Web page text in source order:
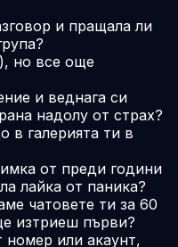
и пращала ли
но все още
и веднага си
надолу от страх?
в галерията ти в
от преди години
лайка от паника?
чатовете ти за 60
изтриеш първи?
или акаунт,